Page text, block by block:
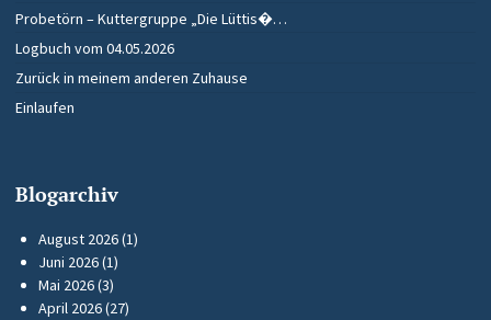
Probetörn – Kuttergruppe „Die Lüttis�…
Logbuch vom 04.05.2026
Zurück in meinem anderen Zuhause
Einlaufen
Blogarchiv
August 2026(1)
Juni 2026(1)
Mai 2026(3)
April 2026(27)